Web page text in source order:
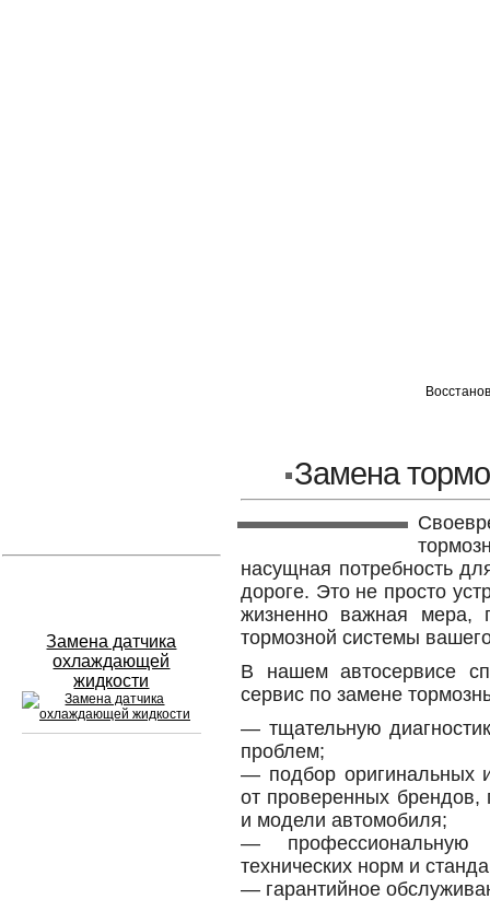
Замена датчика
охлаждающей
жидкости
Замена
насущная потребность
дороге. Это не просто
жизненно важная мера,
тормозной системы
В нашем автосервисе
сервис по замене
— тщательную
проблем;
— подбор оригинальных
от проверенных
и модели автомобиля;
— профессиональную
технических норм и
— гарантийное